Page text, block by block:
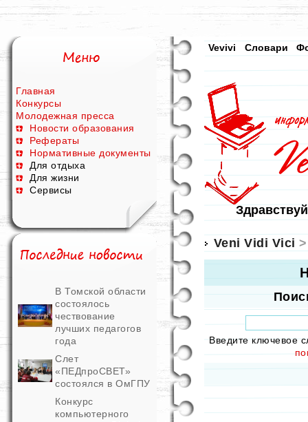
Главная
Конкурсы
Молодежная пресса
Новости образования
Рефераты
Нормативные документы
Для отдыха
Для жизни
Сервисы
В Томской области
состоялось
чествование
лучших педагогов
года
Слет
«ПЕДпроСВЕТ»
состоялся в ОмГПУ
Конкурс
компьютерного
Vevivi Словари
Veni Vidi Vici
Введите ключевое